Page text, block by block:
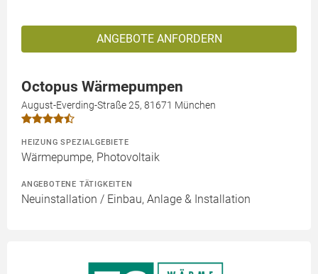
ANGEBOTE ANFORDERN
Octopus Wärmepumpen
August-Everding-Straße 25, 81671 München
HEIZUNG SPEZIALGEBIETE
Wärmepumpe, Photovoltaik
ANGEBOTENE TÄTIGKEITEN
Neuinstallation / Einbau, Anlage & Installation